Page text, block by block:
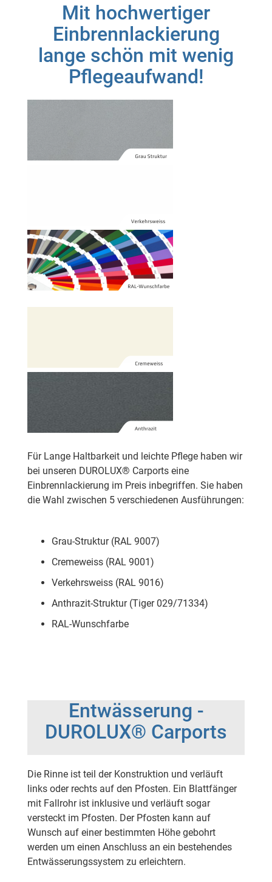
Mit hochwertiger
Einbrennlackierung
lange schön mit wenig
Pflegeaufwand!
Für Lange Haltbarkeit und leichte Pflege haben wir
bei unseren DUROLUX® Carports eine
Einbrennlackierung im Preis inbegriffen. Sie haben
die Wahl zwischen 5 verschiedenen Ausführungen:
Grau-Struktur (RAL 9007)
Cremeweiss (RAL 9001)
Verkehrsweiss (RAL 9016)
Anthrazit-Struktur (Tiger 029/71334)
RAL-Wunschfarbe
Entwässerung -
DUROLUX® Carports
Die Rinne ist teil der Konstruktion und verläuft
links oder rechts auf den Pfosten. Ein Blattfänger
mit Fallrohr ist inklusive und verläuft sogar
versteckt im Pfosten. Der Pfosten kann auf
Wunsch auf einer bestimmten Höhe gebohrt
werden um einen Anschluss an ein bestehendes
Entwässerungssystem zu erleichtern.